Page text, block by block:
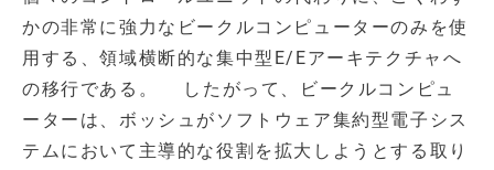
かの非常に強力なビークルコンピューターのみを使
用する、領域横断的な集中型E/Eアーキテクチャへ
の移行である。 したがって、ビークルコンピュ
ーターは、ボッシュがソフトウェア集約型電子シス
テムにおいて主導的な役割を拡大しようとする取り